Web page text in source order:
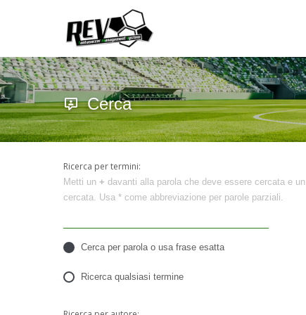
Cerca
Ricerca per termini:
Metti un + davanti alla parola che deve essere cercata e un
cercata. Usa * come abbreviazione per parole parziali.
Cerca per parola o usa frase esatta
Ricerca qualsiasi termine